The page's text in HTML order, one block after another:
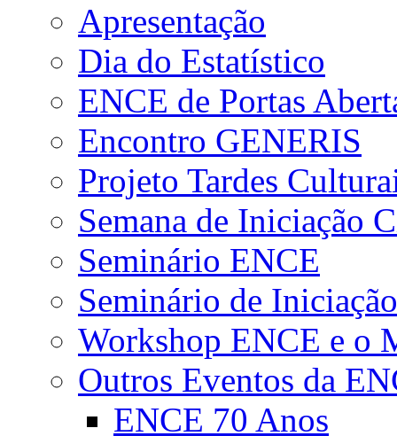
Apresentação
Dia do Estatístico
ENCE de Portas
Encontro GENERIS
Projeto Tardes
Semana de Iniciação
Seminário ENCE
Seminário de
Workshop ENCE e o
Outros Eventos da
ENCE 70 Anos